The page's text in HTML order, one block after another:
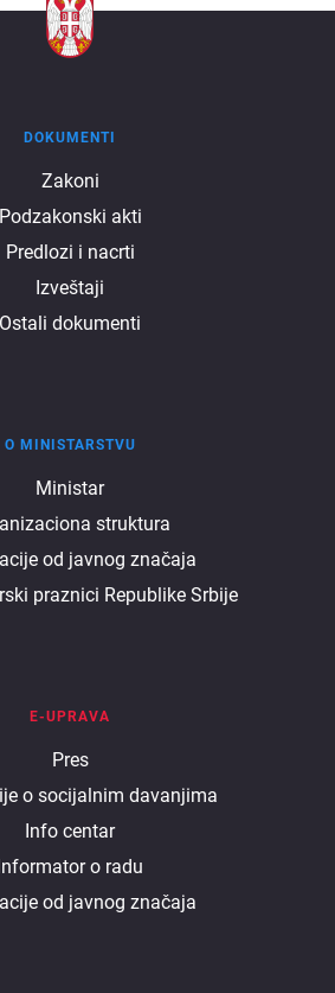
DOKUMENTI
Zakoni
Podzakonski akti
Predlozi i nacrti
Izveštaji
Ostali dokumenti
O MINISTARSTVU
Ministar
struktura
od javnog značaja
praznici Republike Srbije
E-UPRAVA
Pres
o socijalnim davanjima
Info centar
o radu
od javnog značaja